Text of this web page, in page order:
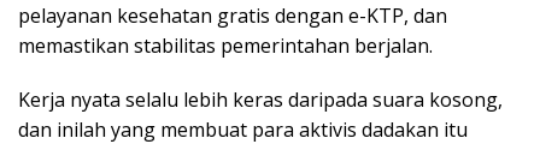
pelayanan kesehatan gratis dengan e-KTP, dan
memastikan stabilitas pemerintahan berjalan.
Kerja nyata selalu lebih keras daripada suara kosong,
dan inilah yang membuat para aktivis dadakan itu